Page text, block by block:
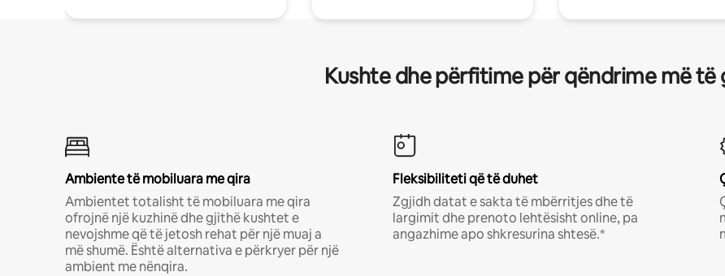
Kushte dhe përfitime për qëndrime më të
Ambiente të mobiluara me qira
Ambientet totalisht të mobiluara me qira
ofrojnë një kuzhinë dhe gjithë kushtet e
nevojshme që të jetosh rehat për një muaj a
më shumë. Është alternativa e përkryer për një
ambient me nënqira.
Fleksibiliteti që të duhet
Zgjidh datat e sakta të mbërritjes dhe të
largimit dhe prenoto lehtësisht online, pa
angazhime apo shkresurina shtesë.*